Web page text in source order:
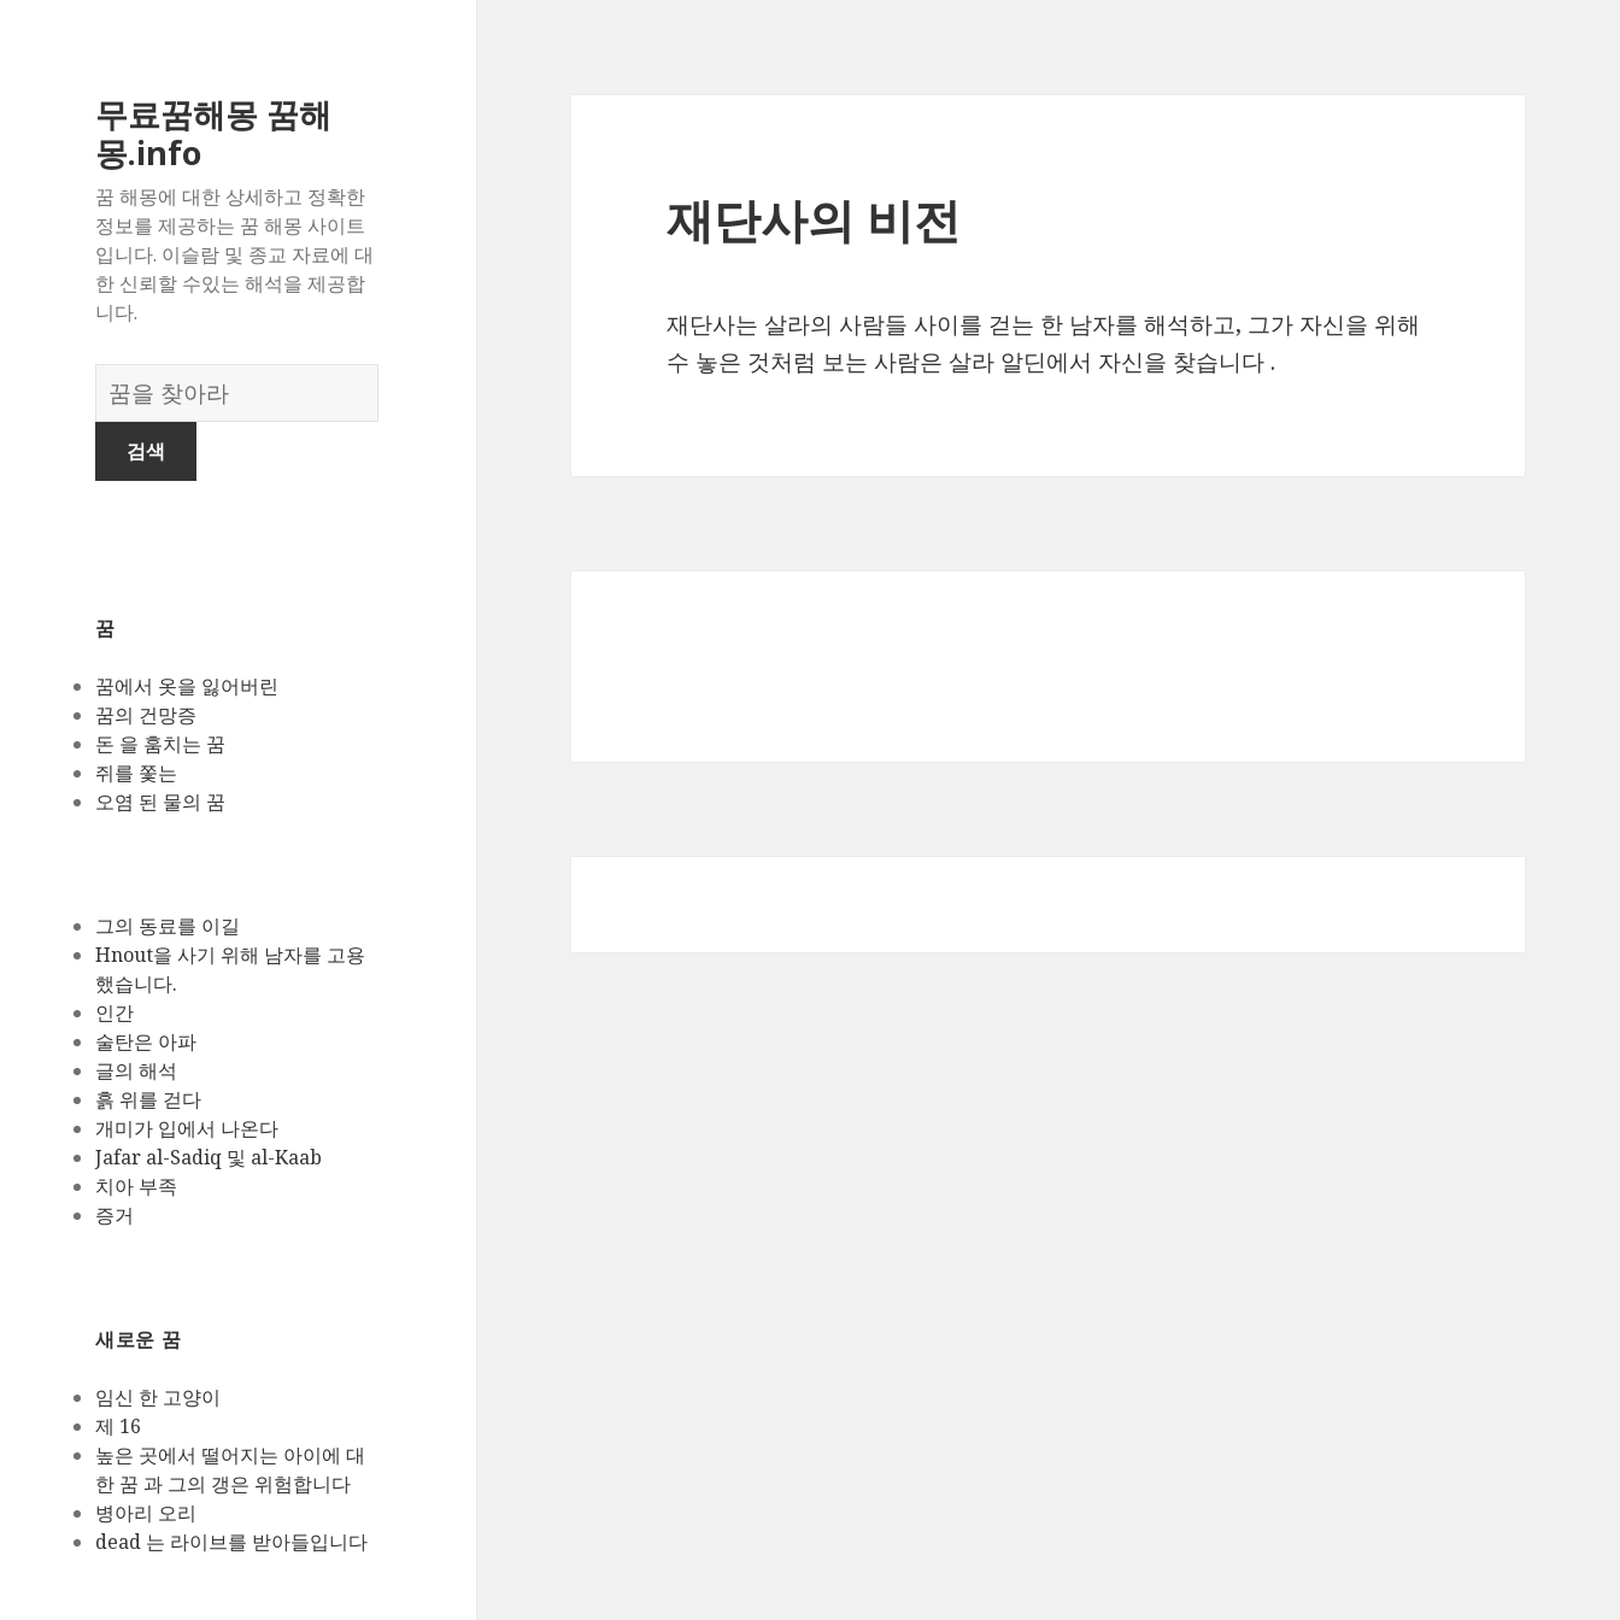
무료꿈해몽 꿈해
몽.info
꿈 해몽에 대한 상세하고 정확한
정보를 제공하는 꿈 해몽 사이트
입니다. 이슬람 및 종교 자료에 대
한 신뢰할 수있는 해석을 제공합
니다.
꿈
의
꿈
꿈에서 옷을 잃어버린
꿈의 건망증
돈 을 훔치는 꿈
쥐를 쫓는
오염 된 물의 꿈
그의 동료를 이길
Hnout을 사기 위해 남자를 고용
했습니다.
인간
술탄은 아파
글의 해석
흙 위를 걷다
개미가 입에서 나온다
Jafar al-Sadiq 및 al-Kaab
치아 부족
증거
새로운 꿈
임신 한 고양이
제 16
높은 곳에서 떨어지는 아이에 대
한 꿈 과 그의 갱은 위험합니다
병아리 오리
dead 는 라이브를 받아들입니다
재단사의 비전
재단사는 살라의 사람들 사이를 걷는 한 남자를 해석하고, 그가 자신을 위해
수 놓은 것처럼 보는 사람은 살라 알딘에서 자신을 찾습니다 .